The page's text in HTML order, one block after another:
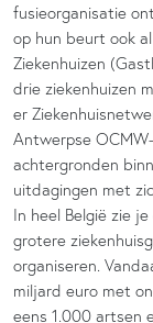
fusieorganisatie
op hun beurt ook
Ziekenhuizen
drie ziekenhuizen
er
Antwerpse
achtergronden
uitdagingen met
In heel België zie
grotere
organiseren.
miljard euro met
eens 1.000 artsen